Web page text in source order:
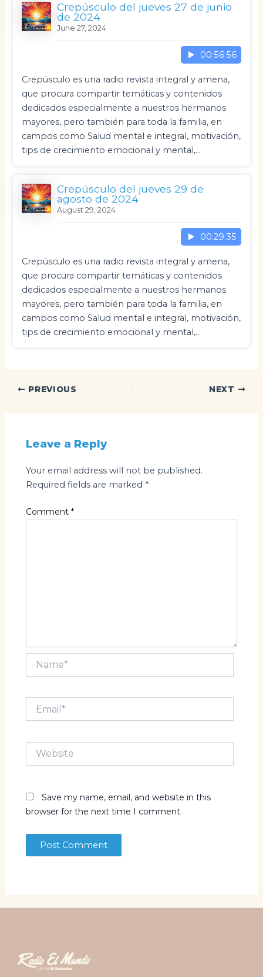
Crepúsculo del jueves 27 de junio
de 2024
June 27, 2024
00:56:56
Crepúsculo es una radio revista integral y amena,
que procura compartir temáticas y contenidos
dedicados especialmente a nuestros hermanos
mayores, pero también para toda la familia, en
campos como Salud mental e integral, motivación,
tips de crecimiento emocional y mental,…
Crepúsculo del jueves 29 de
agosto de 2024
August 29, 2024
00:29:35
Crepúsculo es una radio revista integral y amena,
que procura compartir temáticas y contenidos
dedicados especialmente a nuestros hermanos
mayores, pero también para toda la familia, en
campos como Salud mental e integral, motivación,
tips de crecimiento emocional y mental,…
Post PREVIOUS NEXT
Leave a Reply
Your email address will not be published.
Required fields are marked *
Comment*
Name*
Website
Save my name, email, and website in this
browser for the next time I comment.